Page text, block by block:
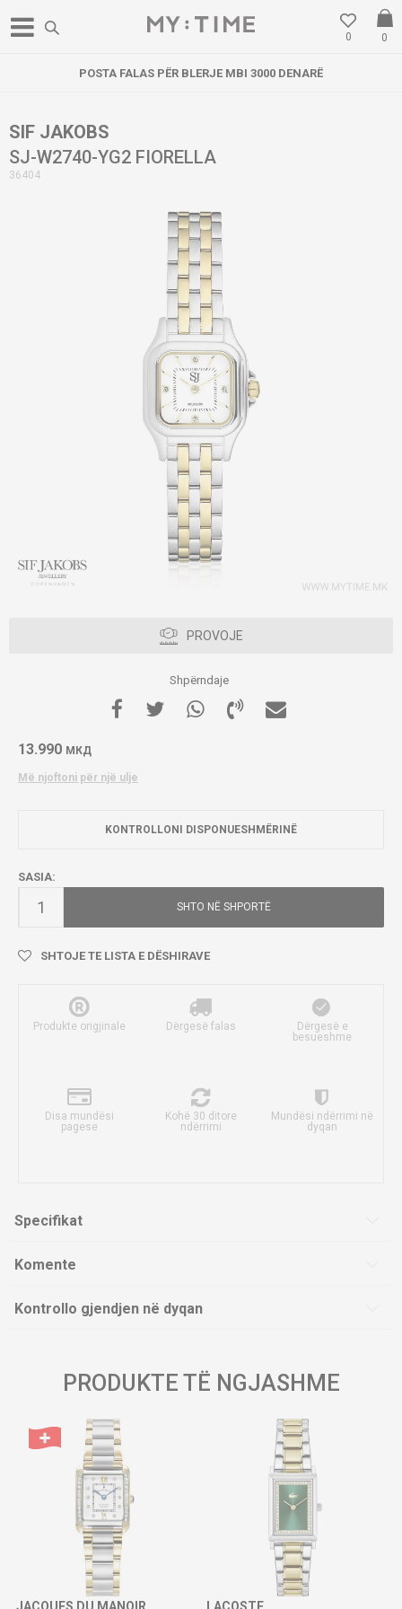
0
0
POSTA FALAS PËR BLERJE MBI 3000 DENARË
SIF JAKOBS
SJ-W2740-YG2 FIORELLA
36404
PROVOJE
Shpërndaje
13.990 МКД
Më njoftoni për një ulje
KONTROLLONI DISPONUESHMËRINË
SASIA:
SHTO NË SHPORTË
SHTOJE TE LISTA E DËSHIRAVE
Produkte origjinale Dërgesë falas
Dërgesë e
besueshme
Disa mundësi
pagese
Kohë 30 ditore
ndërrimi
Mundësi ndërrimi në
dyqan
Specifikat
Komente
Kontrollo gjendjen në dyqan
PRODUKTE TË NGJASHME